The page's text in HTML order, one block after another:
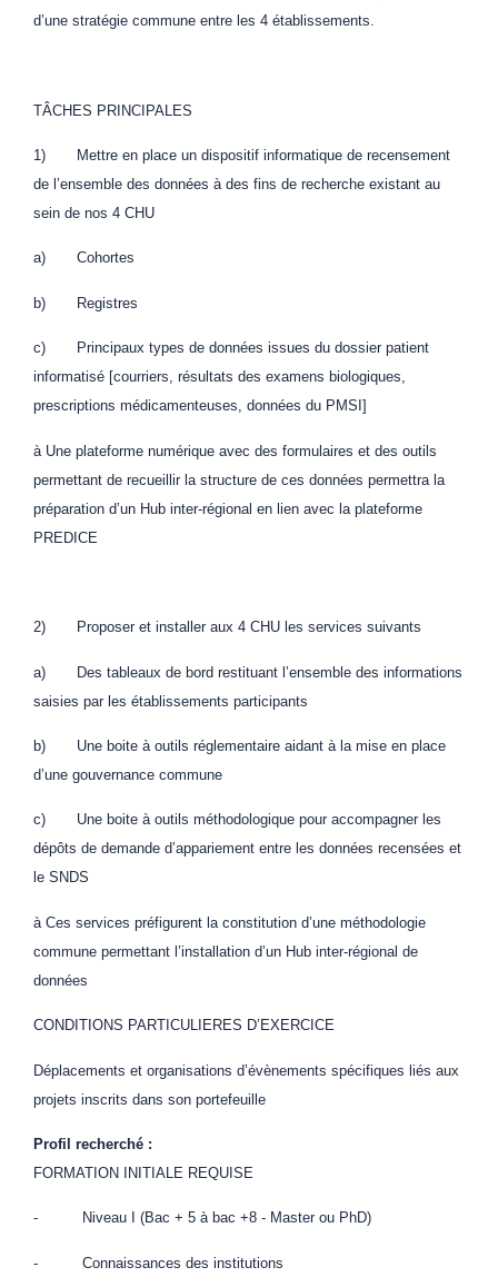
d’une stratégie commune entre les 4 établissements.
TÂCHES PRINCIPALES
1) Mettre en place un dispositif informatique de recensement
de l’ensemble des données à des fins de recherche existant au
sein de nos 4 CHU
a) Cohortes
b) Registres
c) Principaux types de données issues du dossier patient
informatisé [courriers, résultats des examens biologiques,
prescriptions médicamenteuses, données du PMSI]
à Une plateforme numérique avec des formulaires et des outils
permettant de recueillir la structure de ces données permettra la
préparation d’un Hub inter-régional en lien avec la plateforme
PREDICE
2) Proposer et installer aux 4 CHU les services suivants
a) Des tableaux de bord restituant l’ensemble des informations
saisies par les établissements participants
b) Une boite à outils réglementaire aidant à la mise en place
d’une gouvernance commune
c) Une boite à outils méthodologique pour accompagner les
dépôts de demande d’appariement entre les données recensées et
le SNDS
à Ces services préfigurent la constitution d’une méthodologie
commune permettant l’installation d’un Hub inter-régional de
données
CONDITIONS PARTICULIERES D’EXERCICE
Déplacements et organisations d’évènements spécifiques liés aux
projets inscrits dans son portefeuille
Profil recherché :
FORMATION INITIALE REQUISE
- Niveau I (Bac + 5 à bac +8 - Master ou PhD)
- Connaissances des institutions